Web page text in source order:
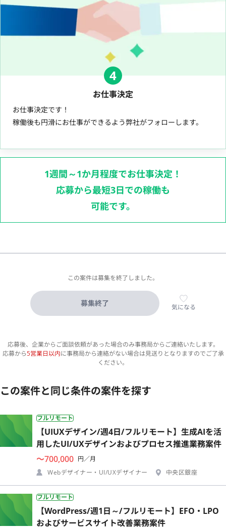
4
お仕事決定
お仕事決定です！
稼働後も円滑にお仕事ができるよう弊社がフォローします。
1週間～1か月程度でお仕事決定！
応募から最短3日での稼働も
可能です。
この案件は募集を終了しました。
募集終了 気になる
応募後、企業からご面談依頼があった場合のみ事務局からご連絡いたします。
応募から5営業日以内に事務局から連絡がない場合は見送りとなりますのでご了承
ください。
この案件と同じ条件の案件を探す
フルリモート
【UIUXデザイン/週4日/フルリモート】生成AIを活
用したUI/UXデザインおよびプロセス推進業務案件
〜700,000 円／月
Webデザイナー・UI/UXデザイナー
中央区銀座
フルリモート
【WordPress/週1日～/フルリモート】EFO・LPO
およびサービスサイト改善業務案件